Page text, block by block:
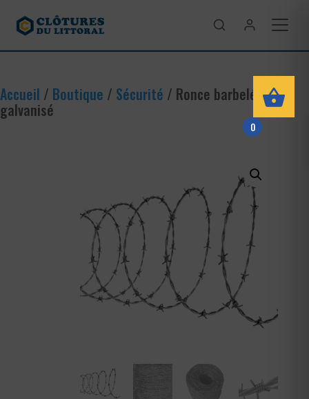
Accueil / Boutique / Sécurité / Ronce barbelé
galvanisé
0